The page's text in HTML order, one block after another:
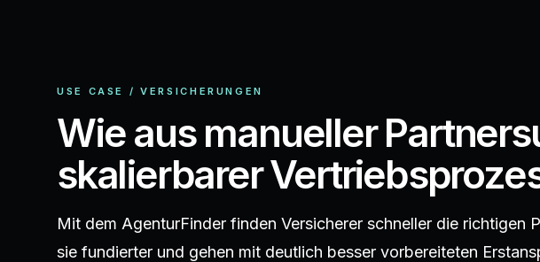
USE CASE / VERSICHERUNGEN
Wie aus manueller
skalierbarer
Mit dem AgenturFinder finden Versicherer schneller die richtigen
sie fundierter und gehen mit deutlich besser vorbereiteten